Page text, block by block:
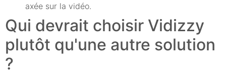
axée sur la vidéo.
Qui devrait choisir Vidizzy
plutôt qu'une autre solution
?